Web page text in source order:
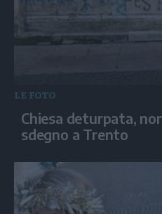
LE FOTO
Chiesa deturpata,
sdegno a Trento